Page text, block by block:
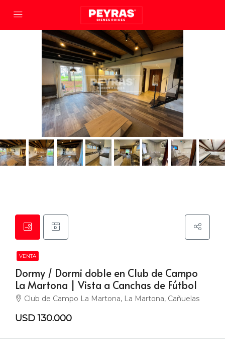
VENTA
Dormy / Dormi doble en Club de Campo
La Martona | Vista a Canchas de Fútbol
Club de Campo La Martona, La Martona, Cañuelas
USD 130.000